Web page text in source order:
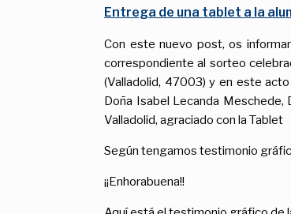
Entrega de una tablet a la
Con este nuevo post, os
correspondiente al sorteo
(Valladolid, 47003) y en este
Doña Isabel Lecanda
Valladolid, agraciado con la Tablet
Según tengamos testimonio
¡¡Enhorabuena!!